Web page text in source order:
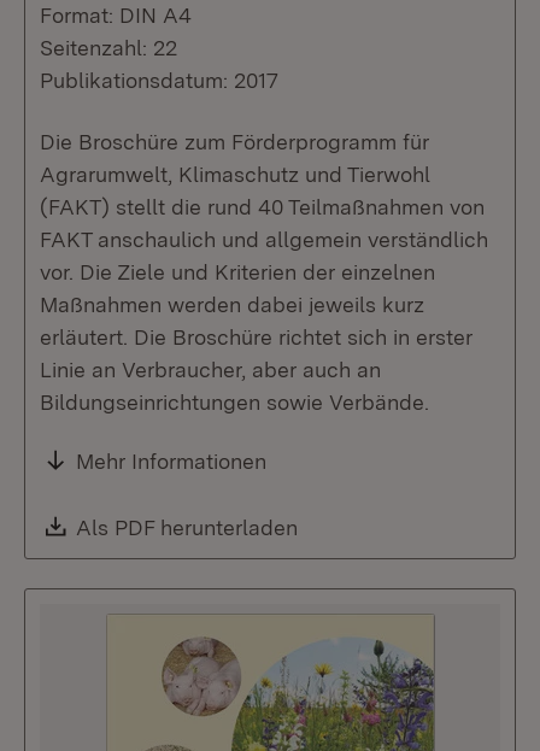
Format: DIN A4
Seitenzahl: 22
Publikationsdatum: 2017
Die Broschüre zum Förderprogramm für
Agrarumwelt, Klimaschutz und Tierwohl
(FAKT) stellt die rund 40 Teilmaßnahmen von
FAKT anschaulich und allgemein verständlich
vor. Die Ziele und Kriterien der einzelnen
Maßnahmen werden dabei jeweils kurz
erläutert. Die Broschüre richtet sich in erster
Linie an Verbraucher, aber auch an
Bildungseinrichtungen sowie Verbände.
Mehr Informationen
Download:
Als PDF herunterladen